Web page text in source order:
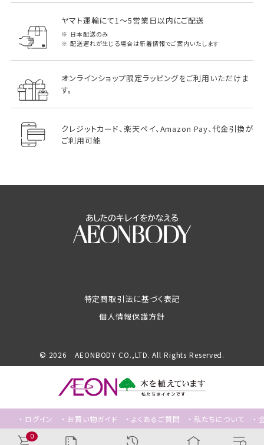
ヤマト運輸にて1～5営業日以内にご配送
日本配送のみ
配送遅れが生じる場合は新着情報でご案内いたします
オンラインショップ限定ラッピングをご利用いただけま
す。
クレジットカード、楽天ペイ、Amazon Pay、代金引換が
ご利用可能
ログイン お買い物ガイド よくあるご質問 私たちについて
0
特定商取引法に基づく表記
個人情報保護方針
© 2026 AEONBODY CO.,LTD. All Rights Reserved.